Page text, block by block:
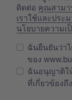
ติดต่อ คุณสามา
เราใช้และปร
นโยบายความเ
ฉันยืนยันว่า
ของ
ฉันอนุญาติใ
ที่เกี่ยวข้องถึ